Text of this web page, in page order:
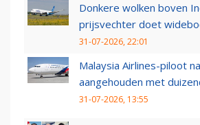
Donkere wolken boven
prijsvechter doet
31-07-2026, 22:01
Malaysia Airlines-piloot
aangehouden met
31-07-2026, 13:55